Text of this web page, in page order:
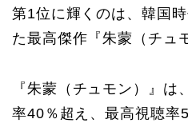
第1位に輝くのは、韓国
た最高傑作『朱蒙（チュ
『朱蒙（チュモン）』
率40％超え、最高視聴率